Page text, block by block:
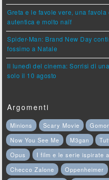
Greta e le favole vere, una
autentica e molto naïf
Spider-Man: Brand New Day
fossimo a Natale
Il lunedì del cinema: Sorrisi di
solo il 10 agosto
Argomenti
Minions Scary Movie
Now You See Me
M3gan
Opus
I film e le serie ispirate
Checco Zalone
Oppenheimer